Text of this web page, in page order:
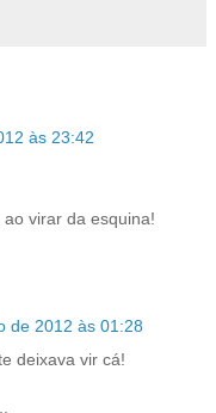
às 23:42
virar da esquina!
de 2012 às 01:28
deixava vir cá!